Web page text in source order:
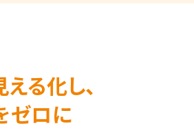
える化し、
ゼロに